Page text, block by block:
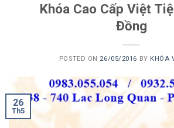
Khóa Cao Cấp Việt
Đồng
POSTED ON 26/05/2016 BY KHÓA
26
Th5